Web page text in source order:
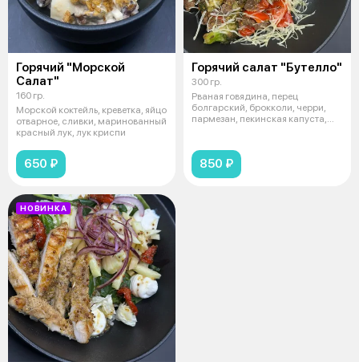
Горячий "Морской
Салат"
160 гр.
Морской коктейль, креветка, яйцо
отварное, сливки, маринованный
красный лук, лук криспи
650 ₽
Горячий салат "Бутелло"
300 гр.
Рваная говядина, перец
болгарский, брокколи, черри,
пармезан, пекинская капуста,
850 ₽
НОВИНКА